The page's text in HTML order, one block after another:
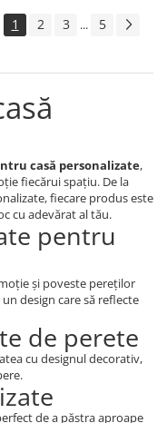
1 2 3 ... 5
casă personalizate,
fiecărui spațiu. De la
fiecare produs este
cu adevărat al tău.
pentru
și poveste pereților
design care să reflecte
de perete
cu designul decorativ,
de a păstra aproape